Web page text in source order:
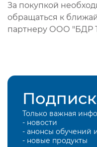
За покупкой
обращаться к
партнеру ООО "БДР
Только важная
- новости
- анонсы обучений
- новые продукты